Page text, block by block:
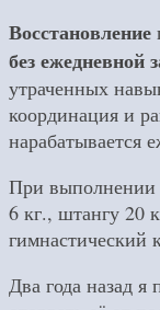
Восстановление
без ежедневной
утраченных
координация и
нарабатывается
При выполнении
6 кг., штангу 20
гимнастический
Два года назад